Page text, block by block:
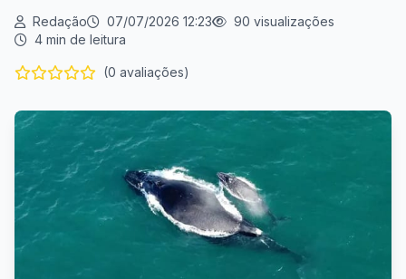
Redação 07/07/2026 12:23
90 visualizações
4 min de leitura
(0 avaliações)